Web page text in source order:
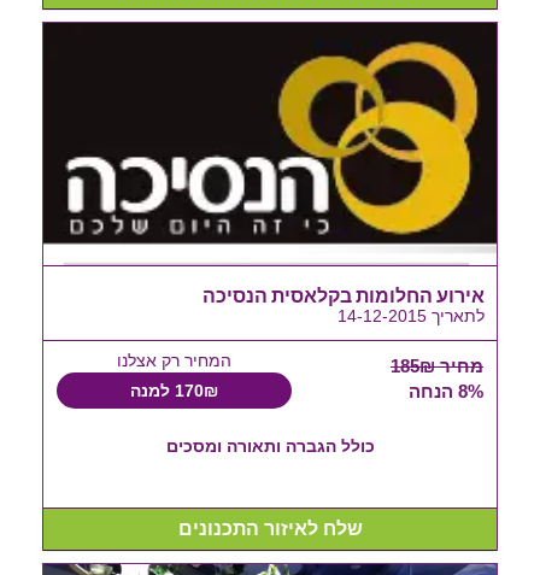
אירוע החלומות בקלאסית הנסיכה
לתאריך 14-12-2015
מחיר 185₪
8% הנחה
המחיר רק אצלנו
170₪ למנה
כולל הגברה ותאורה ומסכים
שלח לאיזור התכנונים